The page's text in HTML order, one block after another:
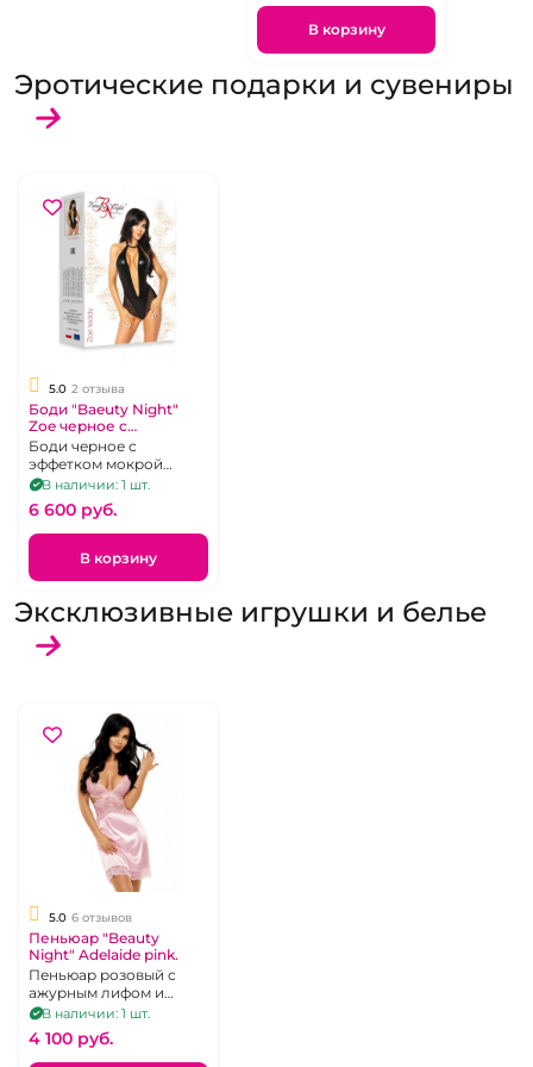
В корзину
Эротические подарки и сувениры
5.0 2 отзыва
Боди "Baeuty Night"
Zoe черное с
эффетком мокрой
ткани
Боди черное с
эффетком мокрой
ткани под винил,
открытая спина,
глубокое декольте с
горловиной
американкой размер
S/M
В наличии: 1 шт.
6 600 pуб.
В корзину
Эксклюзивные игрушки и белье
5.0 6 отзывов
Пеньюар "Beauty
Night" Adelaide pink.
Пеньюар розовый с
ажурным лифом и
вставкой под грудью.
В наличии: 1 шт.
4 100 pуб.